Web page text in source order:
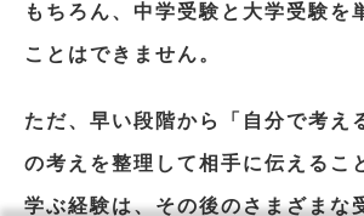
もちろん、中学受験と大学受験を
ことはできません。
ただ、早い段階から「自分で考え
の考えを整理して相手に伝えるこ
学ぶ経験は、その後のさまざまな